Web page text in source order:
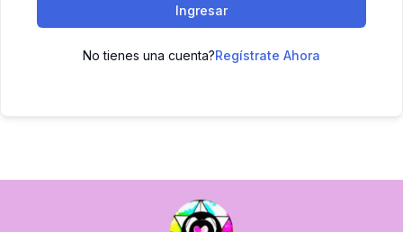
Ingresar
No tienes una cuenta?Regístrate Ahora